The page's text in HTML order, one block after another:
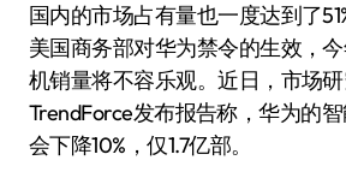
国内的市场占有量也一度达到了
美国商务部对华为禁令的生效，
机销量将不容乐观。近日，市场
TrendForce发布报告称，华为的
会下降10%，仅1.7亿部。